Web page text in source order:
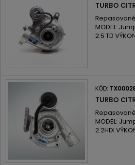
TURBO
MODEL:
2.5 TD
KÓD:
TURBO
MODEL:
2.2HDI